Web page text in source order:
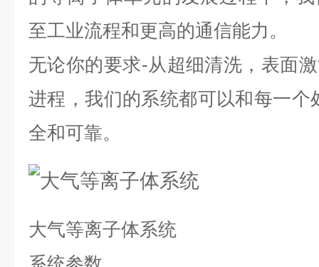
至工业流程和更高的通信能力。
无论你的要求-从超细清洗，表面
进程，我们的系统都可以和每一个
全和可靠。
大气等离子体系统